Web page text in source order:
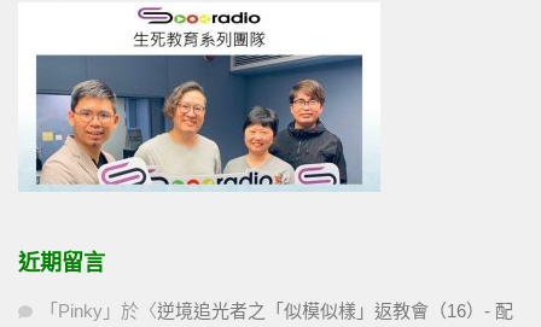
近期留言
「 Pinky 」於〈逆境追光者之「似模似樣」返教會（16）- 配